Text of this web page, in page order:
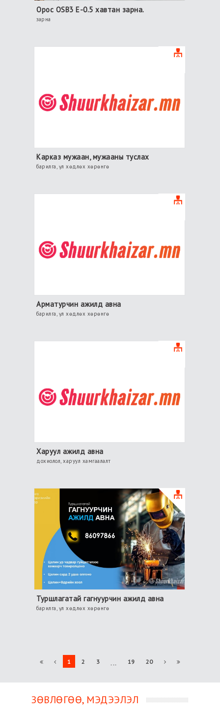
Орос OSB3 E-0.5 хавтан зарна.
зарна
Карказ мужаан, мужааны туслах
барилга, үл хөдлөх хөрөнгө
Арматурчин ажилд авна
барилга, үл хөдлөх хөрөнгө
Харуул ажилд авна
дохиолол, харуул хамгаалалт
Туршлагатай гагнуурчин ажилд авна
барилга, үл хөдлөх хөрөнгө
1 2 3 ... 19 20
ЗӨВЛӨГӨӨ, МЭДЭЭЛЭЛ